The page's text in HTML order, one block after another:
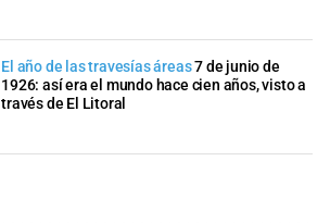
El año de las travesías áreas7 de junio de
1926: así era el mundo hace cien años, visto a
través de El Litoral